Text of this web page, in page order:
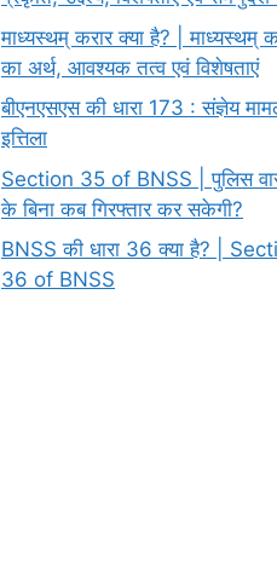
माध्यस्थम् करार क्या है? | माध्यस्थम्
का अर्थ, आवश्यक तत्व एवं विशेषताएं
बीएनएसएस की धारा 173 : संज्ञेय
इत्तिला
Section 35 of BNSS | पुलिस
के बिना कब गिरफ्तार कर सकेगी?
BNSS की धारा 36 क्या है? |
36 of BNSS